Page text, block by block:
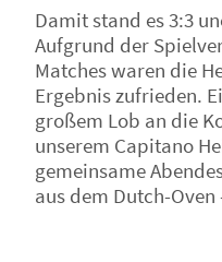
Damit stand es 3:3
Aufgrund der
Matches waren die
Ergebnis zufrieden.
großem Lob an die
unserem Capitano
gemeinsame
aus dem Dutch-Oven